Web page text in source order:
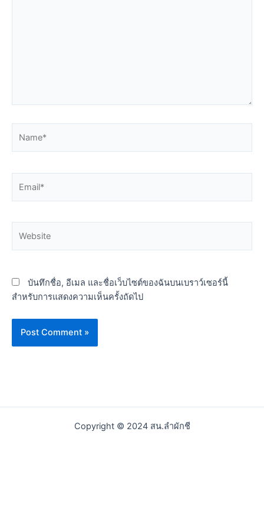
บันทึกชื่อ, อีเมล และชื่อเว็บไซต์ของฉันบนเบราว์เซอร์นี้
สำหรับการแสดงความเห็นครั้งถัดไป
Copyright © 2024 สน.ลำผักชี